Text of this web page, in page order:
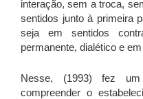
interação, sem a troca,
sentidos junto à primeira
seja em sentidos
permanente, dialético e
Nesse, (1993) fez
compreender o